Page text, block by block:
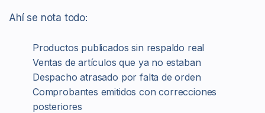
Ahí se nota todo:
Productos publicados sin respaldo real
Ventas de artículos que ya no estaban
Despacho atrasado por falta de orden
Comprobantes emitidos con correcciones
posteriores